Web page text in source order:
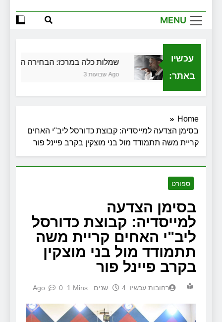
MENU
עכשיו
באתר:
שמלות כלה במרכז: הבחירה הנכונה
3 שבועות Ago
בגירושין
Home
בסימן הצדעה למייסדיה: קבוצת כדורסל ליב"י האחים
קריית משה תתמודד מול בני מוצקין בקרב פיינל פור
ספורט
בסימן הצדעה
למייסדיה: קבוצת כדורסל
ליב"י האחים קריית משה
תתמודד מול בני מוצקין
בקרב פיינל פור
‫רחובות עכשיו 4 שנים Ago 0 1 Mins